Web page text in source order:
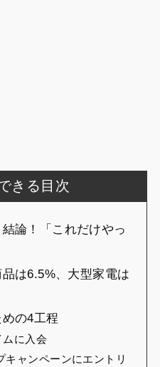
きる目次
結論！「これだけやっ
は6.5%、大型家電は
の4工程
に入会
ャンペーンにエントリ